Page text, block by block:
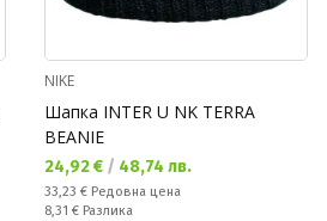
NIKE
Шапка INTER U NK TERRA
BEANIE
Текуща цена:
24,92 € / 48,74 лв.
Редовна цена:
33,23 € Редовна цена
Спестявате:
8,31 € Разлика